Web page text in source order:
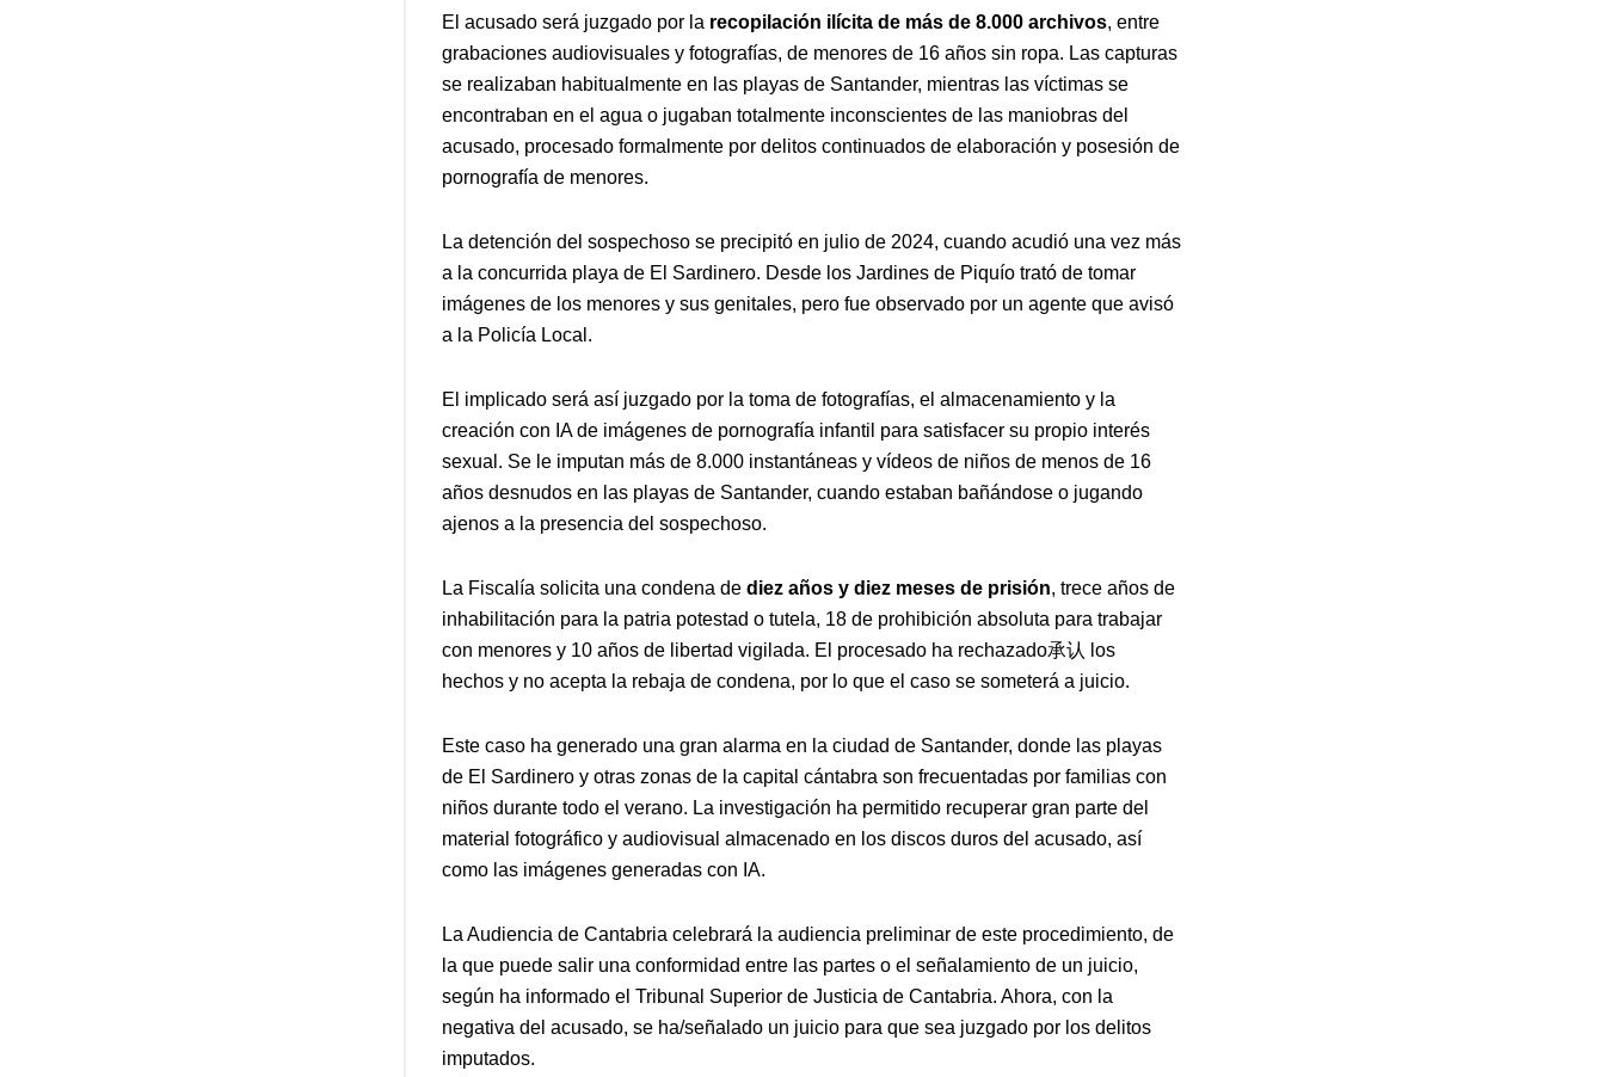
El acusado será juzgado por la recopilación ilícita de más de 8.000 archivos, entre
grabaciones audiovisuales y fotografías, de menores de 16 años sin ropa. Las capturas
se realizaban habitualmente en las playas de Santander, mientras las víctimas se
encontraban en el agua o jugaban totalmente inconscientes de las maniobras del
acusado, procesado formalmente por delitos continuados de elaboración y posesión de
pornografía de menores.
La detención del sospechoso se precipitó en julio de 2024, cuando acudió una vez más
a la concurrida playa de El Sardinero. Desde los Jardines de Piquío trató de tomar
imágenes de los menores y sus genitales, pero fue observado por un agente que avisó
a la Policía Local.
El implicado será así juzgado por la toma de fotografías, el almacenamiento y la
creación con IA de imágenes de pornografía infantil para satisfacer su propio interés
sexual. Se le imputan más de 8.000 instantáneas y vídeos de niños de menos de 16
años desnudos en las playas de Santander, cuando estaban bañándose o jugando
ajenos a la presencia del sospechoso.
La Fiscalía solicita una condena de diez años y diez meses de prisión, trece años de
inhabilitación para la patria potestad o tutela, 18 de prohibición absoluta para trabajar
con menores y 10 años de libertad vigilada. El procesado ha rechazado承认 los
hechos y no acepta la rebaja de condena, por lo que el caso se someterá a juicio.
Este caso ha generado una gran alarma en la ciudad de Santander, donde las playas
de El Sardinero y otras zonas de la capital cántabra son frecuentadas por familias con
niños durante todo el verano. La investigación ha permitido recuperar gran parte del
material fotográfico y audiovisual almacenado en los discos duros del acusado, así
como las imágenes generadas con IA.
La Audiencia de Cantabria celebrará la audiencia preliminar de este procedimiento, de
la que puede salir una conformidad entre las partes o el señalamiento de un juicio,
según ha informado el Tribunal Superior de Justicia de Cantabria. Ahora, con la
negativa del acusado, se ha/señalado un juicio para que sea juzgado por los delitos
imputados.